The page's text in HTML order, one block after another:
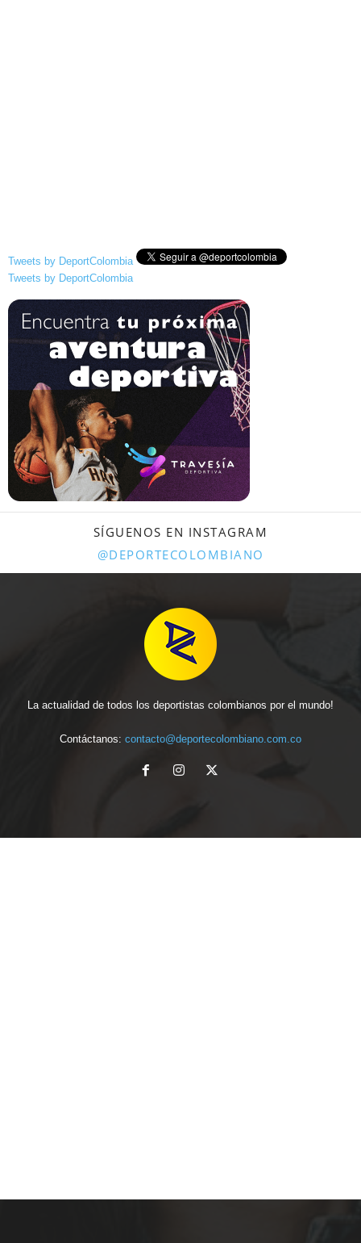
Tweets by DeportColombia
Tweets by DeportColombia
SÍGUENOS EN INSTAGRAM
@DEPORTECOLOMBIANO
La actualidad de todos los deportistas colombianos por el mundo!
Contáctanos: contacto@deportecolombiano.com.co